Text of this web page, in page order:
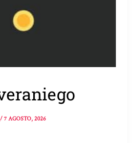
/7 AGOSTO, 2026